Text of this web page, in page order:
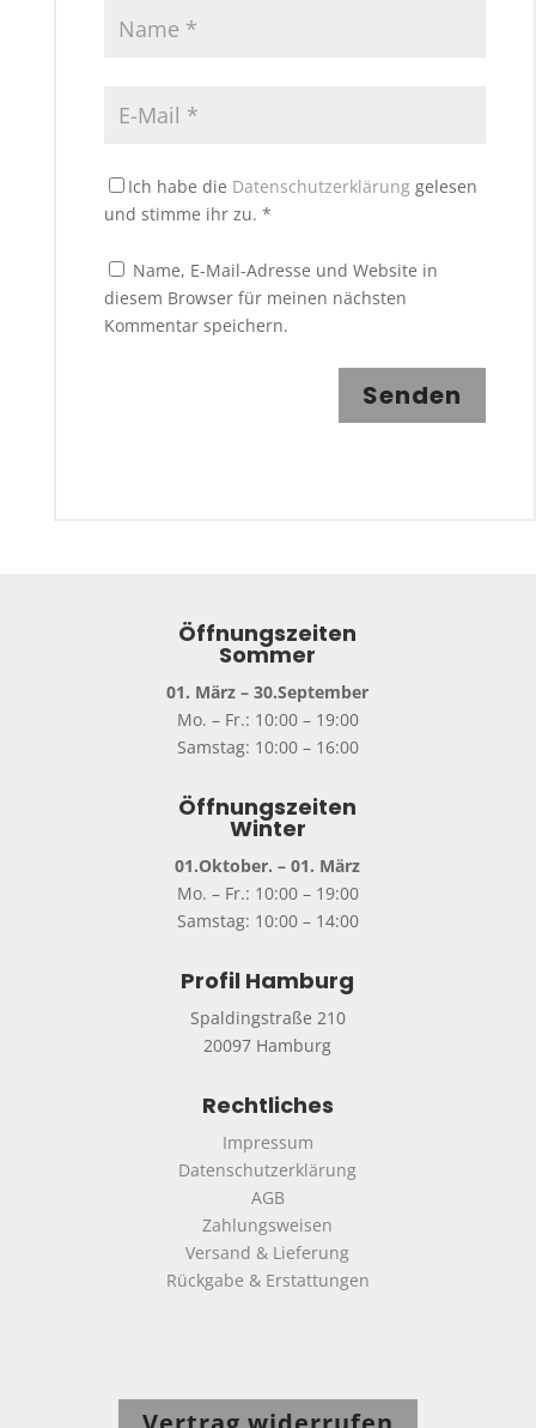
Ich habe die Datenschutzerklärunggelesen
und stimme ihr zu. *
Name, E-Mail-Adresse und Website in
diesem Browser für meinen nächsten
Kommentar speichern.
Senden
Öffnungszeiten
Sommer
01. März – 30.September
Mo. – Fr.: 10:00 – 19:00
Samstag: 10:00 – 16:00
Öffnungszeiten
Winter
01.Oktober. – 01. März
Mo. – Fr.: 10:00 – 19:00
Samstag: 10:00 – 14:00
Profil Hamburg
Spaldingstraße 210
20097 Hamburg
Rechtliches
Impressum
Datenschutzerklärung
AGB
Zahlungsweisen
Versand & Lieferung
Rückgabe & Erstattungen